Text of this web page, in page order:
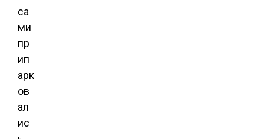
са
ми
пр
ип
арк
ов
ал
ис